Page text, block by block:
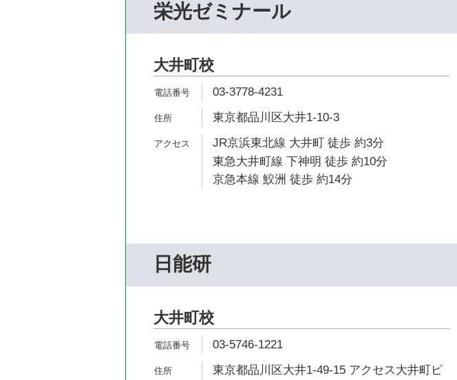
栄光ゼミナール
大井町校
03-3778-4231
東京都品川区大井1-10-3
JR京浜東北線 大井町 徒歩 約3分
東急大井町線 下神明 徒歩 約10分
京急本線 鮫洲 徒歩 約14分
日能研
大井町校
03-5746-1221
東京都品川区大井1-49-15 アクセス大井町ビ